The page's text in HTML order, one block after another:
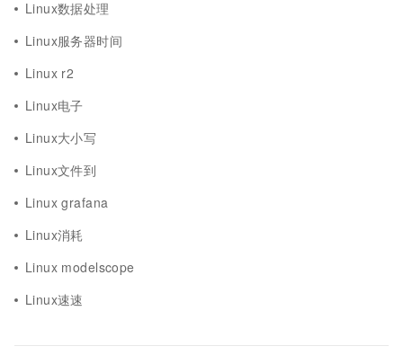
Linux数据处理
Linux服务器时间
Linux r2
Linux电子
Linux大小写
Linux文件到
Linux grafana
Linux消耗
Linux modelscope
Linux速速